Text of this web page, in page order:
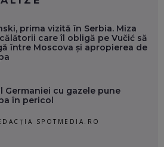
prima vizită în Serbia. Miza
care îl obligă pe Vučić să
între Moscova și apropierea de
Germaniei cu gazele pune
în pericol
SPOTMEDIA.RO